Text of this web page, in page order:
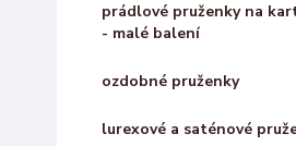
prádlové pruženky na
- malé balení
ozdobné pruženky
lurexové a saténové